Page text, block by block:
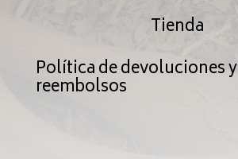
Tienda
Política de devoluciones y
reembolsos